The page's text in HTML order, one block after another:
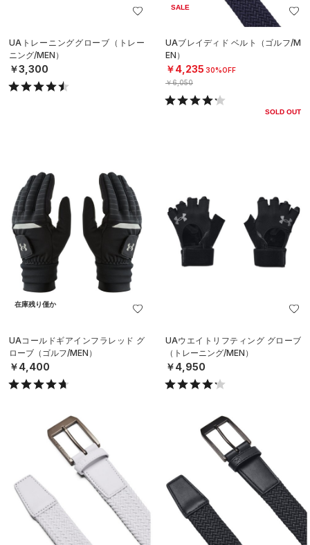
UAトレーニンググローブ（トレー
ニング/MEN）
￥3,300
SALE
UAブレイディド ベルト（ゴルフ/M
EN）
￥4,235 30%OFF
￥6,050
SOLD OUT
在庫残り僅か
UAコールドギアインフラレッド グ
ローブ（ゴルフ/MEN）
￥4,400
UAウエイトリフティング グローブ
（トレーニング/MEN）
￥4,950